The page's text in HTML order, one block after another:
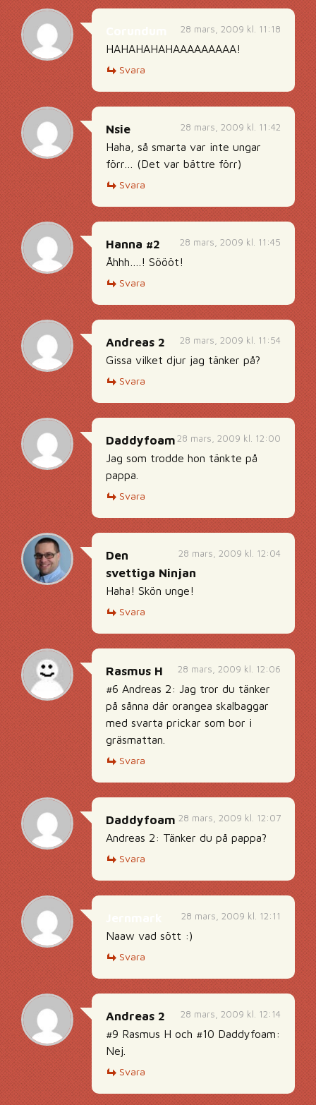
28 mars, 2009 kl. 11:18
HAHAHAHAHAAAAAAAAA!
Svara
28 mars, 2009 kl. 11:42
Nsie
Haha, så smarta var inte ungar
förr… (Det var bättre förr)
Svara
28 mars, 2009 kl. 11:45
Hanna #2
Åhhh….! Söööt!
Svara
28 mars, 2009 kl. 11:54
Andreas 2
Gissa vilket djur jag tänker på?
Svara
28 mars, 2009 kl. 12:00
Daddyfoam
Jag som trodde hon tänkte på
pappa.
Svara
28 mars, 2009 kl. 12:04
Den
svettiga Ninjan
Haha! Skön unge!
Svara
28 mars, 2009 kl. 12:06
Rasmus H
#6 Andreas 2: Jag tror du tänker
på sånna där orangea skalbaggar
med svarta prickar som bor i
gräsmattan.
Svara
28 mars, 2009 kl. 12:07
Daddyfoam
Andreas 2: Tänker du på pappa?
Svara
28 mars, 2009 kl. 12:11
Naaw vad sött :)
Svara
28 mars, 2009 kl. 12:14
Andreas 2
#9 Rasmus H och #10 Daddyfoam:
Nej.
Svara